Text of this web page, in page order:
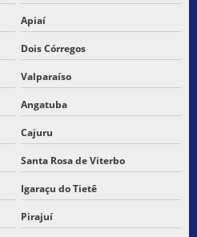
CARGAS PERIGOSAS
MERCADORIAS PERIGOSAS
MERCADORIAS
RODOVIARIOS
Apiaí
Dois Córregos
Valparaíso
Angatuba
Cajuru
Santa Rosa de Viterbo
Igaraçu do Tietê
Pirajuí